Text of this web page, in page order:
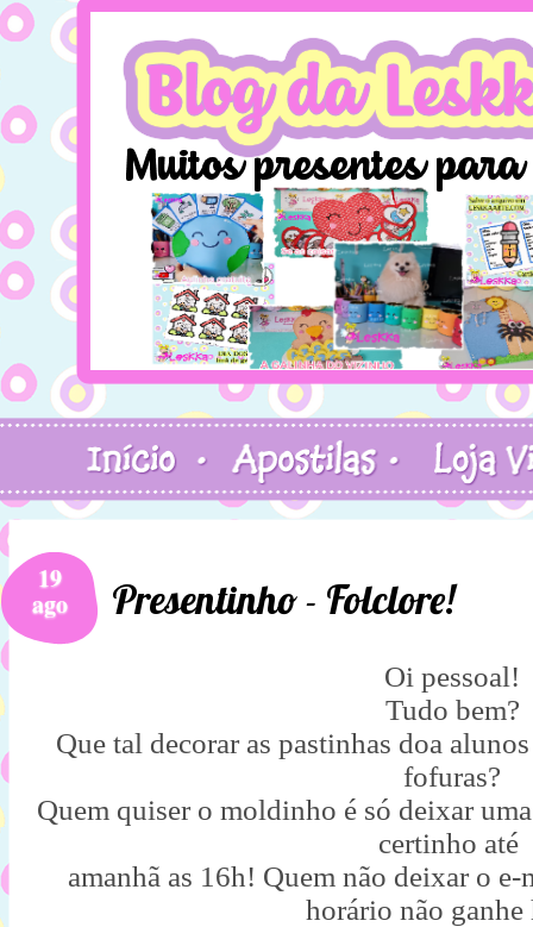
19
ago Presentinho - Folclore!
Oi pessoal!
Tudo bem?
Que tal decorar as pastinhas doa
fofuras?
Quem quiser o moldinho é só deixar
certinho até
amanhã as 16h! Quem não deixar o
horário não ganhe